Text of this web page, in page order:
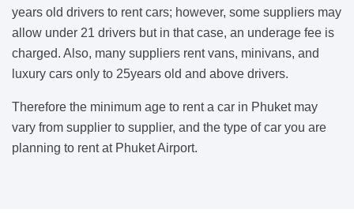
years old drivers to rent cars; however, some suppliers may
allow under 21 drivers but in that case, an underage fee is
charged. Also, many suppliers rent vans, minivans, and
luxury cars only to 25years old and above drivers.
Therefore the minimum age to rent a car in Phuket may
vary from supplier to supplier, and the type of car you are
planning to rent at Phuket Airport.